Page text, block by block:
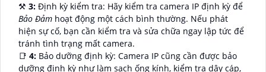
⚒ 3: Định kỳ kiểm tra: Hãy kiểm tra camera IP định kỳ để
Bảo Đảm hoạt động một cách bình thường. Nếu phát
hiện sự cố, bạn cần kiểm tra và sửa chữa ngay lập tức để
tránh tình trạng mất camera.
📑 4: Bảo dưỡng định kỳ: Camera IP cũng cần được bảo
dưỡng định kỳ như làm sạch ống kính, kiểm tra dây cáp,